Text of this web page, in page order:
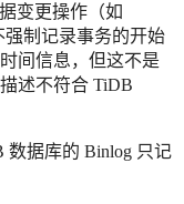
变更操作（如
强制记录事务的开始
间信息，但这不是
述不符合 TiDB
数据库的 Binlog 只记